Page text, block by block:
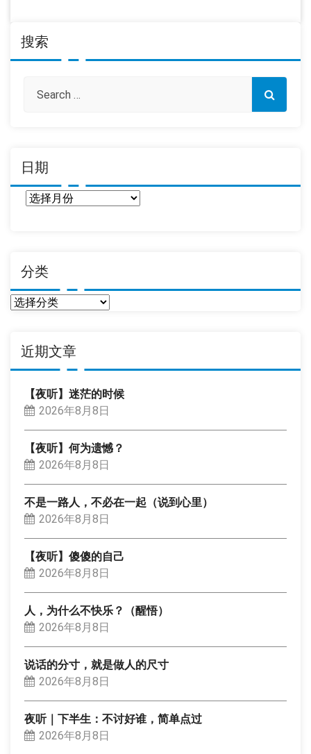
搜索
日期
分类
分
近期文章
【夜听】迷茫的时候
2026年8月8日
【夜听】何为遗憾？
2026年8月8日
不是一路人，不必在一起（说到心里）
2026年8月8日
【夜听】傻傻的自己
2026年8月8日
人，为什么不快乐？（醒悟）
2026年8月8日
说话的分寸，就是做人的尺寸
2026年8月8日
夜听｜下半生：不讨好谁，简单点过
2026年8月8日